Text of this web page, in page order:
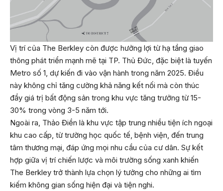
Vị trí của The Berkley còn được hưởng lợi từ hạ tầng giao
thông phát triển mạnh mẽ tại TP. Thủ Đức, đặc biệt là tuyến
Metro số 1, dự kiến đi vào vận hành trong năm 2025. Điều
này không chỉ tăng cường khả năng kết nối mà còn thúc
đẩy giá trị bất động sản trong khu vực tăng trưởng từ 15-
30% trong vòng 3-5 năm tới.
Ngoài ra, Thảo Điền là khu vực tập trung nhiều tiện ích ngoại
khu cao cấp, từ trường học quốc tế, bệnh viện, đến trung
tâm thương mại, đáp ứng mọi nhu cầu của cư dân. Sự kết
hợp giữa vị trí chiến lược và môi trường sống xanh khiến
The Berkley trở thành lựa chọn lý tưởng cho những ai tìm
kiếm không gian sống hiện đại và tiện nghi.